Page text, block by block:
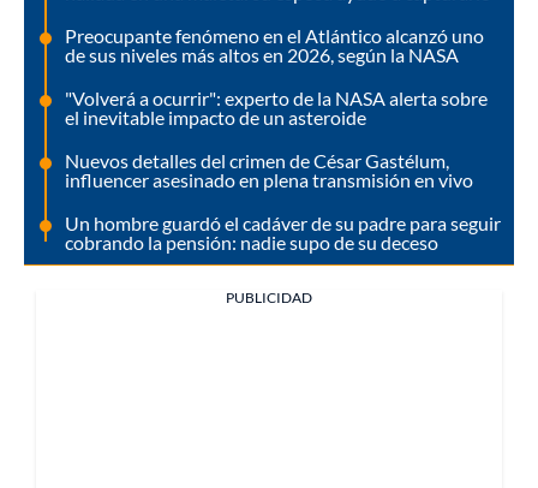
Preocupante fenómeno en el Atlántico alcanzó uno
de sus niveles más altos en 2026, según la NASA
"Volverá a ocurrir": experto de la NASA alerta sobre
el inevitable impacto de un asteroide
Nuevos detalles del crimen de César Gastélum,
influencer asesinado en plena transmisión en vivo
Un hombre guardó el cadáver de su padre para seguir
cobrando la pensión: nadie supo de su deceso
PUBLICIDAD